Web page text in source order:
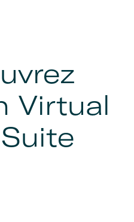
Virtual